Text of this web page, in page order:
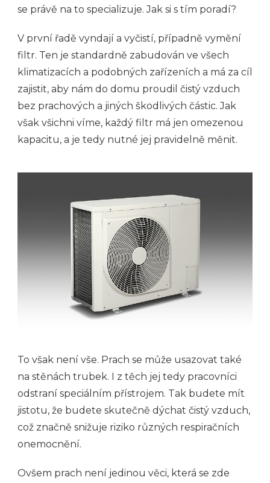
se právě na to specializuje. Jak si s tím poradí?
V první řadě vyndají a vyčistí, případně vymění
filtr. Ten je standardně zabudován ve všech
klimatizacích a podobných zařízeních a má za cíl
zajistit, aby nám do domu proudil čistý vzduch
bez prachových a jiných škodlivých částic. Jak
však všichni víme, každý filtr má jen omezenou
kapacitu, a je tedy nutné jej pravidelně měnit.
To však není vše. Prach se může usazovat také
na stěnách trubek. I z těch jej tedy pracovníci
odstraní speciálním přístrojem. Tak budete mít
jistotu, že budete skutečně dýchat čistý vzduch,
což značně snižuje riziko různých respiračních
onemocnění.
Ovšem prach není jedinou věci, která se zde